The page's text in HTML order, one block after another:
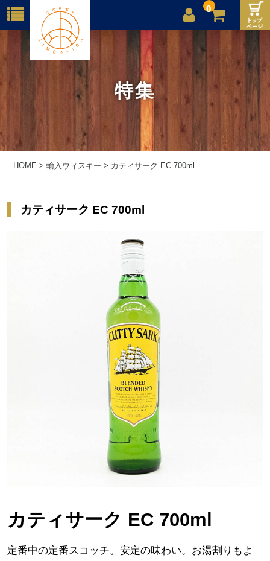
0
店舗案内
ご利用案内
送料
お問合せ
特集
HOME >輸入ウィスキー > カティサーク EC 700ml
カティサーク EC 700ml
カティサーク EC 700ml
定番中の定番スコッチ。安定の味わい。お湯割りもよ